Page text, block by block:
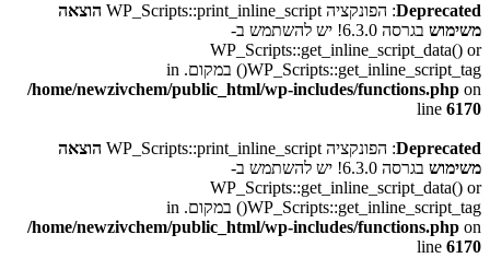
Deprecated: הפונקציה WP_Scripts::print_inline_script
הוצאה
משימוש
בגרסה 6.3.0! יש להשתמש ב-
WP_Scripts::get_inline_script_data() or
WP_Scripts::get_inline_script_tag() במקום. in
/home/newzivchem/public_html/wp-includes/functions.php on
line 6170
Deprecated: הפונקציה WP_Scripts::print_inline_script
הוצאה
משימוש
בגרסה 6.3.0! יש להשתמש ב-
WP_Scripts::get_inline_script_data() or
WP_Scripts::get_inline_script_tag() במקום. in
/home/newzivchem/public_html/wp-includes/functions.php on
line 6170